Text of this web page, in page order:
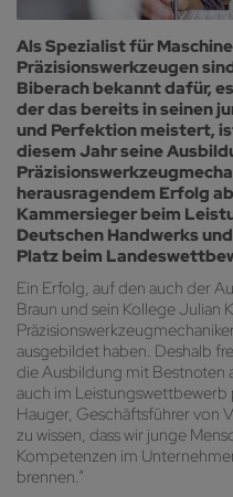
Als Spezialist für
Präzisionswerkzeugen
Biberach bekannt dafür,
der das bereits in seinen
und Perfektion meistert,
diesem Jahr seine
herausragendem Erfolg
Kammersieger beim
Deutschen Handwerks
Platz beim
Ein Erfolg, auf den auch der
Braun und sein Kollege Julian
ausgebildet haben. Deshalb
die Ausbildung mit Bestnoten
auch im Leistungswettbewerb
Hauger, Geschäftsführer von
zu wissen, dass wir junge
Kompetenzen im
brennen.“